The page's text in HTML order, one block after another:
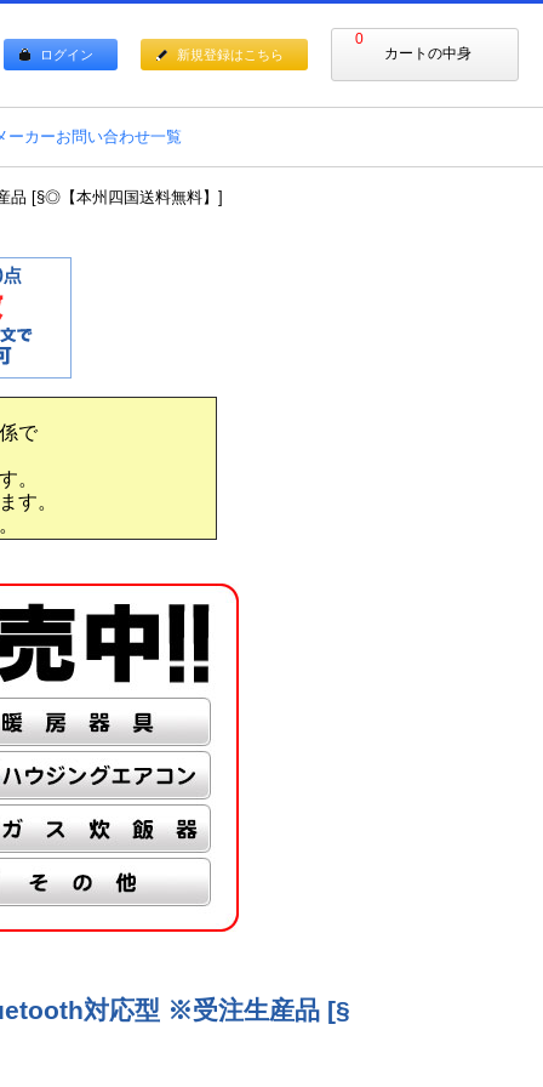
0
カートの中身
ログイン 新規登録はこちら
ーカーお問い合わせ一覧
品 [§◎【本州四国送料無料】]
で
。
す。
対応型 ※受注生産品 [§